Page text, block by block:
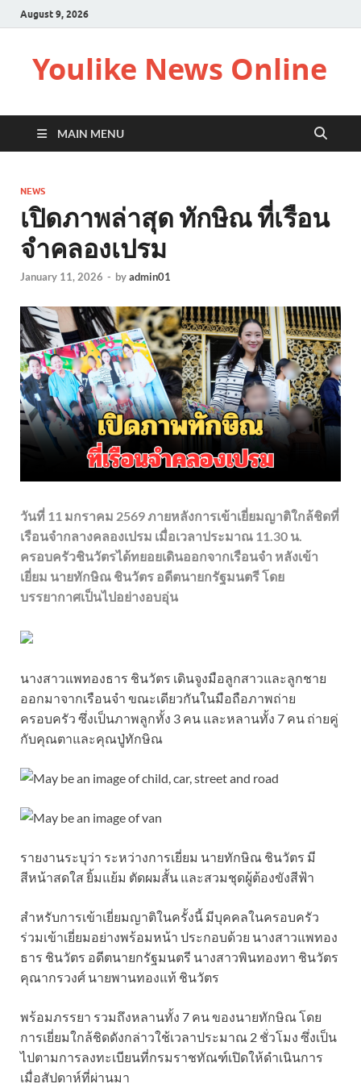
August 9, 2026
Youlike News Online
MAIN MENU
NEWS
เปิดภาพล่าสุด ทักษิณ ที่เรือน
จำคลองเปรม
January 11, 2026 - byadmin01
วันที่ 11 มกราคม 2569 ภายหลังการเข้าเยี่ยมญาติใกล้ชิดที่
เรือนจำกลางคลองเปรม เมื่อเวลาประมาณ 11.30 น.
ครอบครัวชินวัตรได้ทยอยเดินออกจากเรือนจำ หลังเข้า
เยี่ยม นายทักษิณ ชินวัตร อดีตนายกรัฐมนตรี โดย
บรรยากาศเป็นไปอย่างอบอุ่น
นางสาวแพทองธาร ชินวัตร เดินจูงมือลูกสาวและลูกชาย
ออกมาจากเรือนจำ ขณะเดียวกันในมือถือภาพถ่าย
ครอบครัว ซึ่งเป็นภาพลูกทั้ง 3 คน และหลานทั้ง 7 คน ถ่ายคู่
กับคุณตาและคุณปู่ทักษิณ
รายงานระบุว่า ระหว่างการเยี่ยม นายทักษิณ ชินวัตร มี
สีหน้าสดใส ยิ้มแย้ม ตัดผมสั้น และสวมชุดผู้ต้องขังสีฟ้า
สำหรับการเข้าเยี่ยมญาติในครั้งนี้ มีบุคคลในครอบครัว
ร่วมเข้าเยี่ยมอย่างพร้อมหน้า ประกอบด้วย นางสาวแพทอง
ธาร ชินวัตร อดีตนายกรัฐมนตรี นางสาวพินทองทา ชินวัตร
คุณากรวงศ์ นายพานทองแท้ ชินวัตร
พร้อมภรรยา รวมถึงหลานทั้ง 7 คน ของนายทักษิณ โดย
การเยี่ยมใกล้ชิดดังกล่าวใช้เวลาประมาณ 2 ชั่วโมง ซึ่งเป็น
ไปตามการลงทะเบียนที่กรมราชทัณฑ์เปิดให้ดำเนินการ
เมื่อสัปดาห์ที่ผ่านมา